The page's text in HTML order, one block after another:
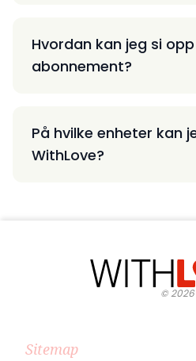
Hvordan kan jeg si
abonnement?
På hvilke enheter kan
WithLove?
©2026
Sitemap